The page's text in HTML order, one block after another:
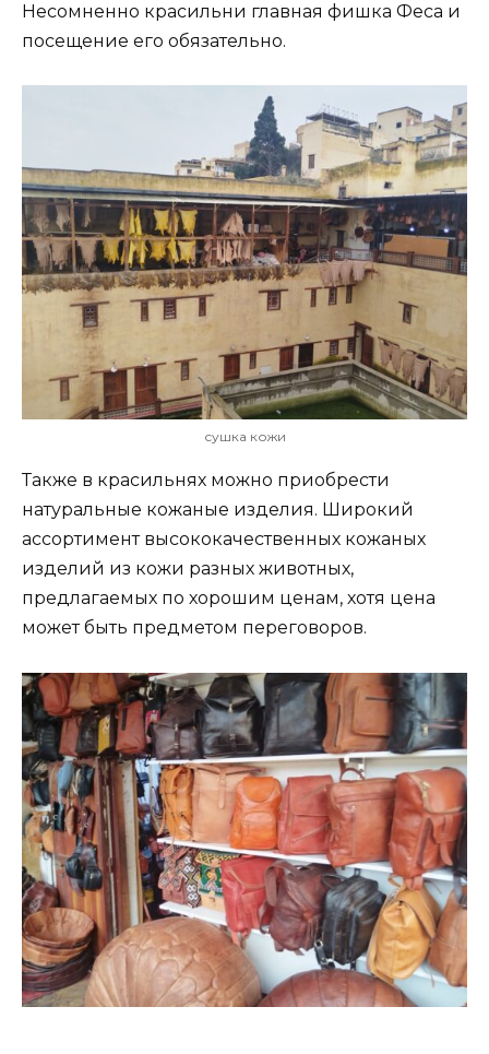
Несомненно красильни главная фишка Феса и
посещение его обязательно.
сушка кожи
Также в красильнях можно приобрести
натуральные кожаные изделия. Широкий
ассортимент высококачественных кожаных
изделий из кожи разных животных,
предлагаемых по хорошим ценам, хотя цена
может быть предметом переговоров.